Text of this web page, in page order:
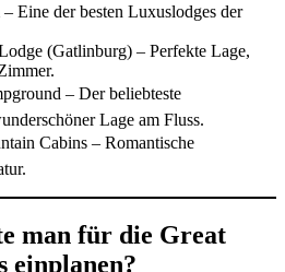
Eine der besten Luxuslodges der
(Gatlinburg) – Perfekte Lage,
– Der beliebteste
Lage am Fluss.
Cabins – Romantische
man für die Great
einplanen?